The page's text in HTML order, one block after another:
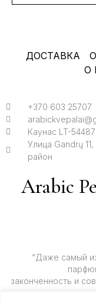
ДОСТАВКА
О
+370 603 25707
Каунас LT-54487
Улица Gandrų
район
Arabic
“Даже самый
законченность и